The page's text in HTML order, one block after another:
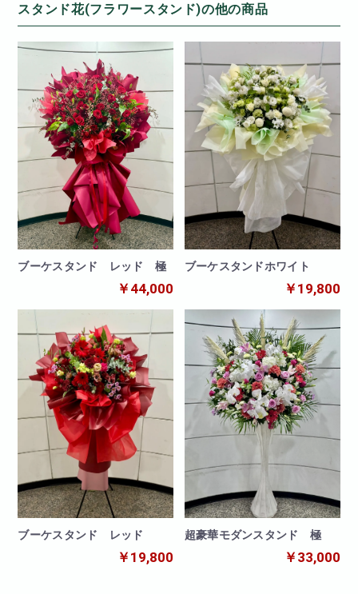
スタンド花(フラワースタンド)の他の商品
ブーケスタンド レッド 極
￥44,000
ブーケスタンドホワイト
￥19,800
ブーケスタンド レッド
￥19,800
超豪華モダンスタンド 極
￥33,000